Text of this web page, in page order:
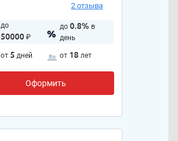
2 отзыва
до
50000₽
до 0.8% в
день
от 5 дней от 18 лет
Оформить